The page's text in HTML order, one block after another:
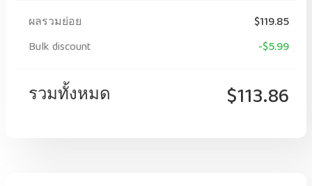
ผลรวมย่อย
$119.85
Bulk discount
-$5.99
รวมทั้งหมด $113.86